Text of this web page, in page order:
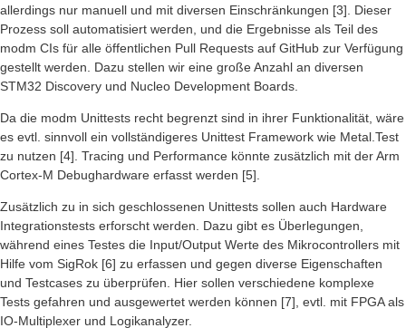
allerdings nur manuell und mit diversen Einschränkungen [3]. Dieser
Prozess soll automatisiert werden, und die Ergebnisse als Teil des
modm CIs für alle öffentlichen Pull Requests auf GitHub zur Verfügung
gestellt werden. Dazu stellen wir eine große Anzahl an diversen
STM32 Discovery und Nucleo Development Boards.
Da die modm Unittests recht begrenzt sind in ihrer Funktionalität, wäre
es evtl. sinnvoll ein vollständigeres Unittest Framework wie Metal.Test
zu nutzen [4]. Tracing und Performance könnte zusätzlich mit der Arm
Cortex-M Debughardware erfasst werden [5].
Zusätzlich zu in sich geschlossenen Unittests sollen auch Hardware
Integrationstests erforscht werden. Dazu gibt es Überlegungen,
während eines Testes die Input/Output Werte des Mikrocontrollers mit
Hilfe vom SigRok [6] zu erfassen und gegen diverse Eigenschaften
und Testcases zu überprüfen. Hier sollen verschiedene komplexe
Tests gefahren und ausgewertet werden können [7], evtl. mit FPGA als
IO-Multiplexer und Logikanalyzer.